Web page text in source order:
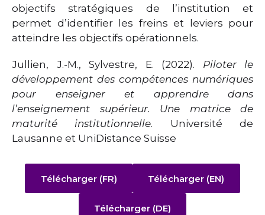
objectifs stratégiques de l’institution et
permet d’identifier les freins et leviers pour
atteindre les objectifs opérationnels.
Jullien, J.-M., Sylvestre, E. (2022). Piloter le
développement des compétences numériques
pour enseigner et apprendre dans
l’enseignement supérieur. Une matrice de
maturité institutionnelle. Université de
Lausanne et UniDistance Suisse
Télécharger (FR) Télécharger (EN)
Télécharger (DE)